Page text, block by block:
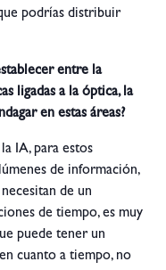
podrías distribuir
entre la
ligadas a la óptica, la
en estas áreas?
IA, para estos
de información,
de un
de tiempo, es muy
puede tener un
cuanto a tiempo, no